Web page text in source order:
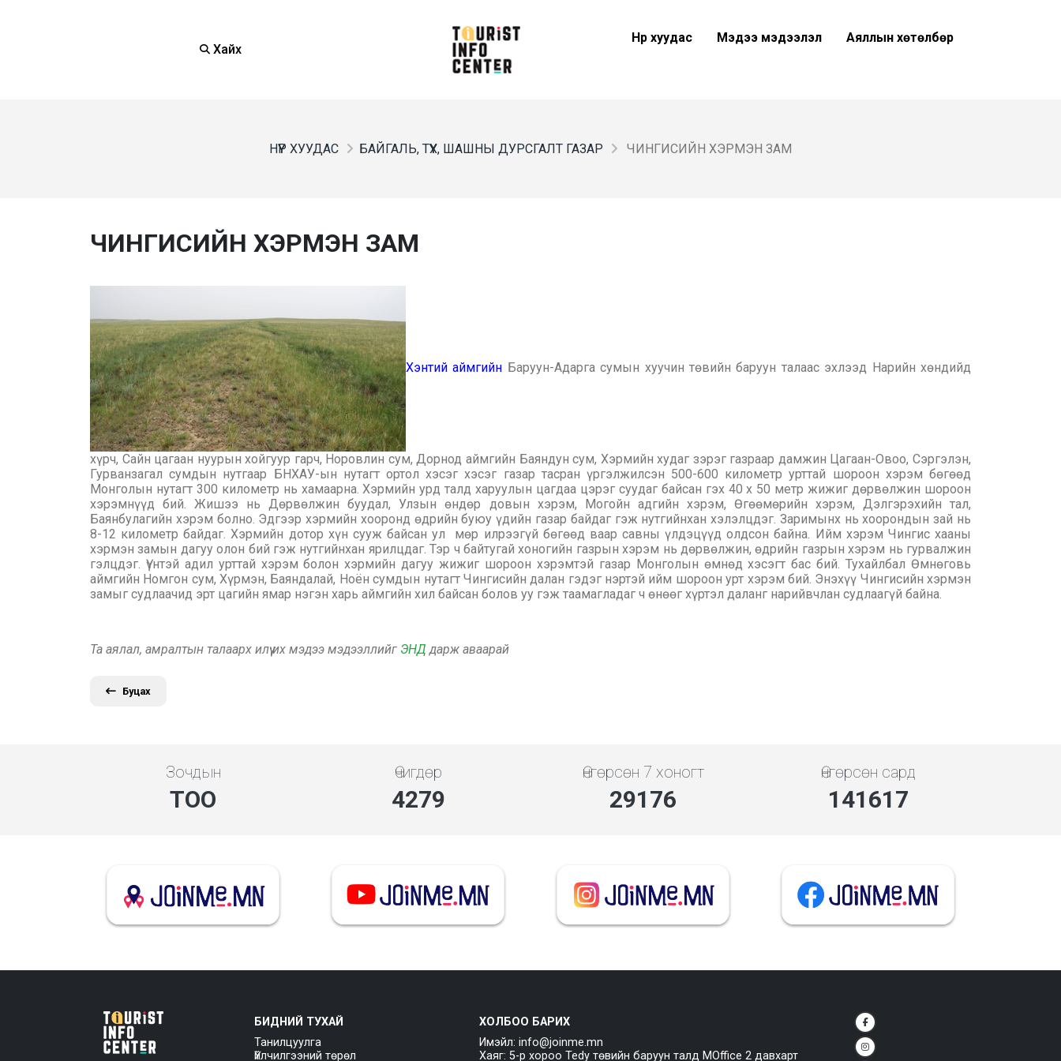
Хайх
Нүүр хуудас Мэдээ мэдээлэл Аяллын хөтөлбөр
НҮҮР ХУУДАС БАЙГАЛЬ, ТҮҮХ, ШАШНЫ ДУРСГАЛТ ГАЗАР ЧИНГИСИЙН ХЭРМЭН ЗАМ
ЧИНГИСИЙН ХЭРМЭН ЗАМ
Хэнтий аймгийн Баруун-Адарга сумын хуучин төвийн баруун талаас эхлээд Нарийн хөндийд
хүрч, Сайн цагаан нуурын хойгуур гарч, Норовлин сум, Дорнод аймгийн Баяндун сум, Хэрмийн худаг зэрэг газраар дамжин Цагаан-Овоо, Сэргэлэн,
Гурванзагал сумдын нутгаар БНХАУ-ын нутагт ортол хэсэг хэсэг газар тасран үргэлжилсэн 500-600 километр урттай шороон хэрэм бөгөөд
Монголын нутагт 300 километр нь хамаарна. Хэрмийн урд талд харуулын цагдаа цэрэг суудаг байсан гэх 40 х 50 метр жижиг дөрвөлжин шороон
хэрэмнүүд бий. Жишээ нь Дөрвөлжин буудал, Улзын өндөр довын хэрэм, Могойн адгийн хэрэм, Өгөөмөрийн хэрэм, Дэлгэрэхийн тал,
Баянбулагийн хэрэм болно. Эдгээр хэрмийн хооронд өдрийн буюу үдийн газар байдаг гэж нутгийнхан хэлэлцдэг. Заримынх нь хоорондын зай нь
8-12 километр байдаг. Хэрмийн дотор хүн сууж байсан ул мөр илрээгүй бөгөөд ваар савны үлдэцүүд олдсон байна. Ийм хэрэм Чингис хааны
хэрмэн замын дагуу олон бий гэж нутгийнхан ярилцдаг. Тэр ч байтугай хоногийн газрын хэрэм нь дөрвөлжин, өдрийн газрын хэрэм нь гурвалжин
гэлцдэг. Үүнтэй адил урттай хэрэм болон хэрмийн дагуу жижиг шороон хэрэмтэй газар Монголын өмнөд хэсэгт бас бий. Тухайлбал Өмнөговь
аймгийн Номгон сум, Хүрмэн, Баяндалай, Ноён сумдын нутагт Чингисийн далан гэдэг нэртэй ийм шороон урт хэрэм бий. Энэхүү Чингисийн хэрмэн
замыг судлаачид эрт цагийн ямар нэгэн харь аймгийн хил байсан болов уу гэж таамагладаг ч өнөөг хүртэл даланг нарийвчлан судлаагүй байна.
Та аялал, амралтын талаарх илүү их мэдээ мэдээллийг ЭНД дарж аваарай
Буцах
Зочдын
ТОО
Өчигдөр
4279
Өнгөрсөн 7 хоногт
29176
Өнгөрсөн сард
141617
БИДНИЙ ТУХАЙ
Танилцуулга
Үйлчилгээний төрөл
ХОЛБОО БАРИХ
Имэйл: info@joinme.mn
Хаяг: 5-р хороо Tedy төвийн баруун талд MOffice 2 давхарт